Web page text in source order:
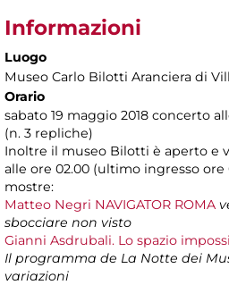
Informazioni
Luogo
Museo Carlo Bilotti Aranciera di
Orario
sabato 19 maggio 2018 concerto
(n. 3 repliche)
Inoltre il museo Bilotti è aperto e
alle ore 02.00 (ultimo ingresso ore
mostre:
Matteo Negri NAVIGATOR ROMA
sbocciare non visto
Gianni Asdrubali. Lo spazio
Il programma de La Notte dei
variazioni